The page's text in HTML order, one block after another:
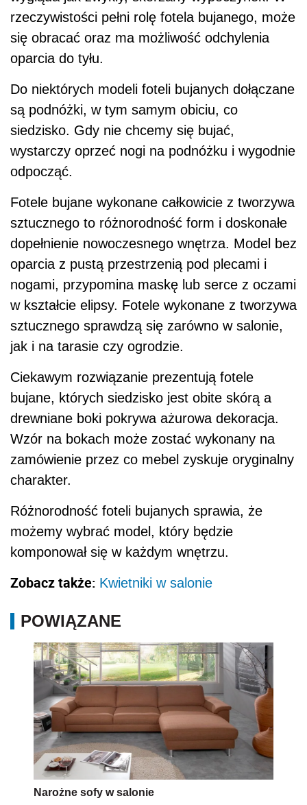
rzeczywistości pełni rolę fotela bujanego, może
się obracać oraz ma możliwość odchylenia
oparcia do tyłu.
Do niektórych modeli foteli bujanych dołączane
są podnóżki, w tym samym obiciu, co
siedzisko. Gdy nie chcemy się bujać,
wystarczy oprzeć nogi na podnóżku i wygodnie
odpocząć.
Fotele bujane wykonane całkowicie z tworzywa
sztucznego to różnorodność form i doskonałe
dopełnienie nowoczesnego wnętrza. Model bez
oparcia z pustą przestrzenią pod plecami i
nogami, przypomina maskę lub serce z oczami
w kształcie elipsy. Fotele wykonane z tworzywa
sztucznego sprawdzą się zarówno w salonie,
jak i na tarasie czy ogrodzie.
Ciekawym rozwiązanie prezentują fotele
bujane, których siedzisko jest obite skórą a
drewniane boki pokrywa ażurowa dekoracja.
Wzór na bokach może zostać wykonany na
zamówienie przez co mebel zyskuje oryginalny
charakter.
Różnorodność foteli bujanych sprawia, że
możemy wybrać model, który będzie
komponował się w każdym wnętrzu.
Zobacz także: Kwietniki w salonie
POWIĄZANE
Narożne sofy w salonie